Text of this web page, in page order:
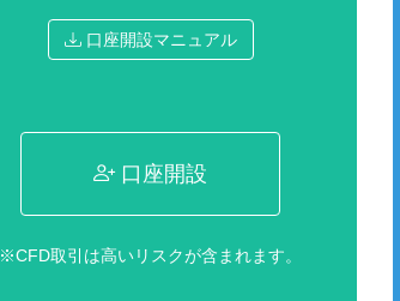
口座開設マニュアル
口座開設
※CFD取引は高いリスクが含まれます。